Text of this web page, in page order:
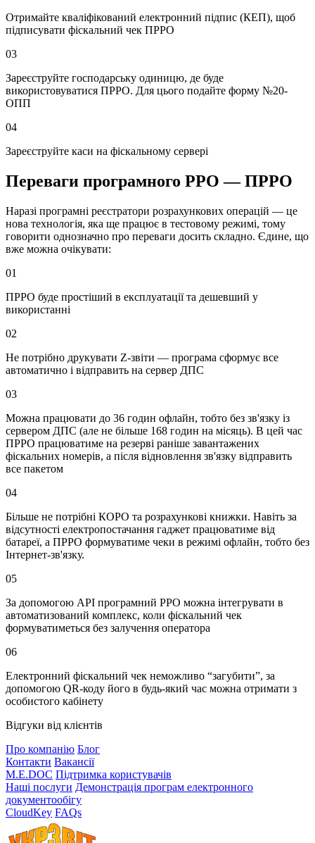
Отримайте кваліфікований електронний підпис (КЕП), щоб
підписувати фіскальний чек ПРРО
03
Зареєструйте господарську одиницю, де буде
використовуватися ПРРО. Для цього подайте форму №20-
ОПП
04
Зареєструйте каси на фіскальному сервері
Переваги програмного PPO — ПРРО
Наразі програмні реєстратори розрахункових операцій — це
нова технологія, яка ще працює в тестовому режимі, тому
говорити однозначно про переваги досить складно. Єдине, що
вже можна очікувати:
01
ПРРО буде простіший в експлуатації та дешевший у
використанні
02
Не потрібно друкувати Z-звіти — програма сформує все
автоматично і відправить на сервер ДПС
03
Можна працювати до 36 годин офлайн, тобто без зв'язку із
сервером ДПС (але не більше 168 годин на місяць). В цей час
ПРРО працюватиме на резерві раніше завантажених
фіскальних номерів, а після відновлення зв'язку відправить
все пакетом
04
Більше не потрібні КОРО та розрахункові книжки. Навіть за
відсутності електропостачання гаджет працюватиме від
батареї, а ПРРО формуватиме чеки в режимі офлайн, тобто без
Інтернет-зв'язку.
05
За допомогою АРІ програмний РРО можна інтегрувати в
автоматизований комплекс, коли фіскальний чек
формуватиметься без залучення оператора
06
Електронний фіскальний чек неможливо “загубити”, за
допомогою QR-коду його в будь-який час можна отримати з
особистого кабінету
Відгуки від клієнтів
Про компанію Блог
Контакти Вакансії
M.E.DOC Підтримка користувачів
Наші послуги Демонстрація програм електронного
документообігу
CloudKey FAQs